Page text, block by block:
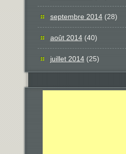
septembre 2014(28)
août 2014(40)
juillet 2014(25)